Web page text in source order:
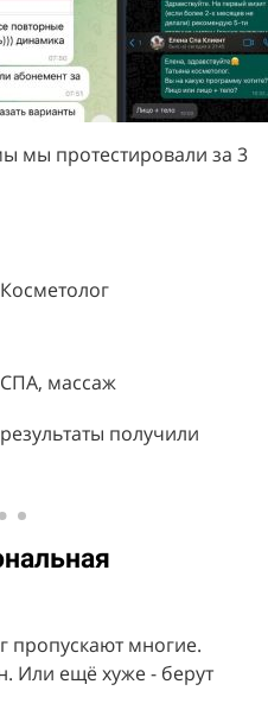
мы протестировали за 3
СПА, массаж
получили
пропускают многие.
Или ещё хуже - берут